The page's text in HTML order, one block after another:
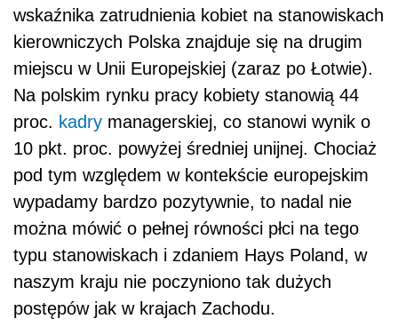
wskaźnika zatrudnienia kobiet na stanowiskach
kierowniczych Polska znajduje się na drugim
miejscu w Unii Europejskiej (zaraz po Łotwie).
Na polskim rynku pracy kobiety stanowią 44
proc. kadry managerskiej, co stanowi wynik o
10 pkt. proc. powyżej średniej unijnej. Chociaż
pod tym względem w kontekście europejskim
wypadamy bardzo pozytywnie, to nadal nie
można mówić o pełnej równości płci na tego
typu stanowiskach i zdaniem Hays Poland, w
naszym kraju nie poczyniono tak dużych
postępów jak w krajach Zachodu.